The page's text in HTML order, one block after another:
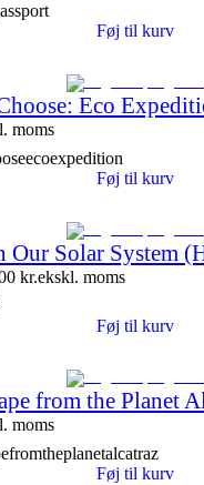
Føj til kurv
Eco
moms
Føj til kurv
Our Solar System
kr.ekskl. moms
Føj til kurv
from the Planet
moms
Føj til kurv